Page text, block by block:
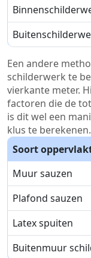
Een andere
schilderwerk te
vierkante meter.
factoren die de
is dit wel een
klus te berekenen.
Soort
Muur sauzen
Plafond sauzen
Latex spuiten
Buitenmuur